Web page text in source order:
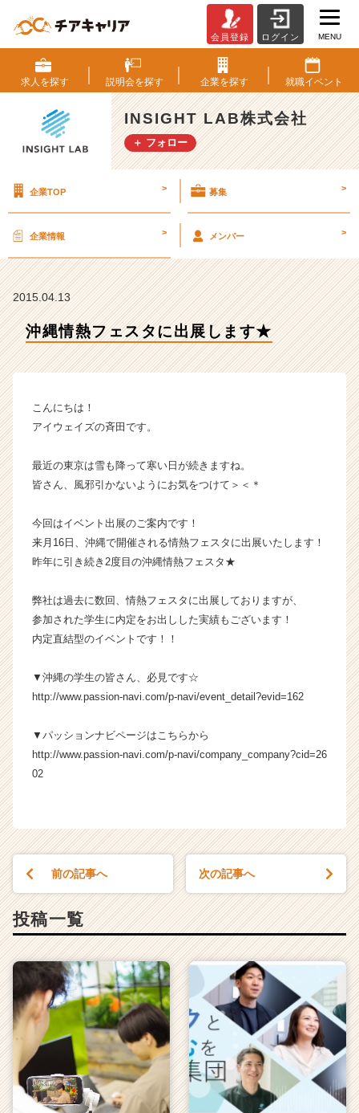
縄
情
熱
フ
ェ
ス
展
す
S
I
A
株
式
タ
イ
ラ
イ
ン】
ン
チ
ー・
成
ス
届
く
就
活
サ
イ
ト
チ
ア
ャ
会員登録 ログイン MENU
求人を探す 説明会を探す 企業を探す 就職イベント
INSIGHT LAB株式会社
＋ フォロー
企業TOP > 募集 >
企業情報 > メンバー >
2015.04.13
沖縄情熱フェスタに出展します★
こんにちは！
アイウェイズの斉田です。
最近の東京は雪も降って寒い日が続きますね。
皆さん、風邪引かないようにお気をつけて＞＜＊
今回はイベント出展のご案内です！
来月16日、沖縄で開催される情熱フェスタに出展いたします！
昨年に引き続き2度目の沖縄情熱フェスタ★
弊社は過去に数回、情熱フェスタに出展しておりますが、
参加された学生に内定をお出しした実績もございます！
内定直結型のイベントです！！
▼沖縄の学生の皆さん、必見です☆
http://www.passion-navi.com/p-navi/event_detail?evid=162
▼パッションナビページはこちらから
http://www.passion-navi.com/p-navi/company_company?cid=26
02
前の記事へ 次の記事へ
投稿一覧